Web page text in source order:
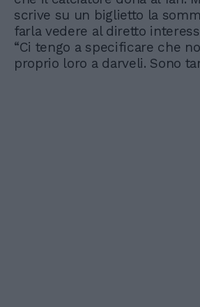
scrive su un biglietto la
farla vedere al diretto
“Ci tengo a specificare che
proprio loro a darveli. Sono